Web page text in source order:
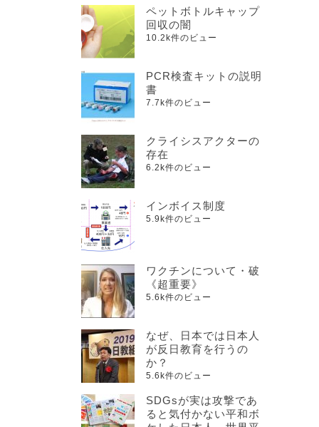
ペットボトルキャップ
回収の闇
10.2k件のビュー
PCR検査キットの説明
書
7.7k件のビュー
クライシスアクターの
存在
6.2k件のビュー
インボイス制度
5.9k件のビュー
ワクチンについて・破
《超重要》
5.6k件のビュー
なぜ、日本では日本人
が反日教育を行うの
か？
5.6k件のビュー
SDGsが実は攻撃であ
ると気付かない平和ボ